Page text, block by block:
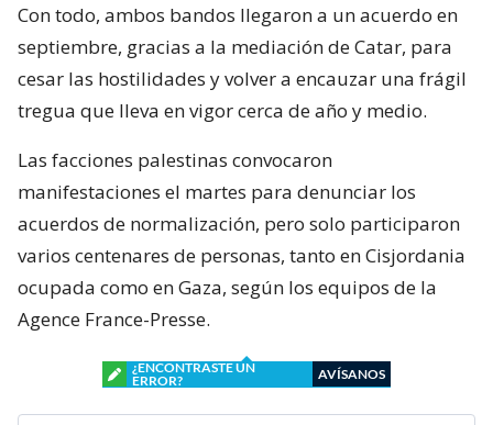
Con todo, ambos bandos llegaron a un acuerdo en
septiembre, gracias a la mediación de Catar, para
cesar las hostilidades y volver a encauzar una frágil
tregua que lleva en vigor cerca de año y medio.
Las facciones palestinas convocaron
manifestaciones el martes para denunciar los
acuerdos de normalización, pero solo participaron
varios centenares de personas, tanto en Cisjordania
ocupada como en Gaza, según los equipos de la
Agence France-Presse.
¿ENCONTRASTE UN
ERROR?
AVÍSANOS